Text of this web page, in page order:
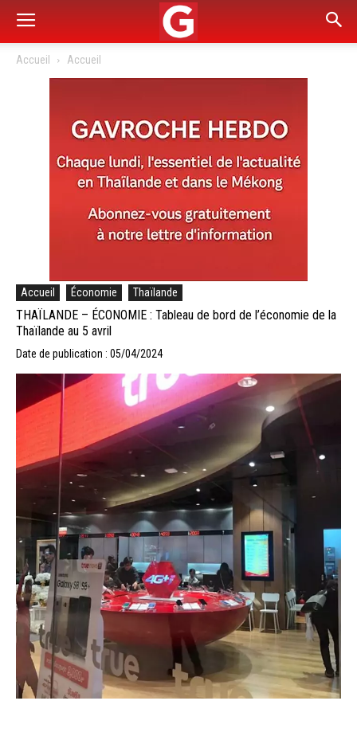
Accueil Accueil
Accueil Économie Thaïlande
THAÏLANDE – ÉCONOMIE : Tableau de bord de l’économie de la
Thaïlande au 5 avril
Date de publication : 05/04/2024